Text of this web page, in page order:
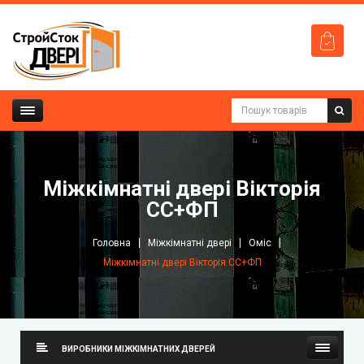
Міжкімнатні двері Вікторія
СС+ФП
Головна Міжкімнатні двері
Оміс
Міжкімнатні двері Вікторія СС+ФП
ВИРОБНИКИ МІЖКІМНАТНИХ ДВЕРЕЙ